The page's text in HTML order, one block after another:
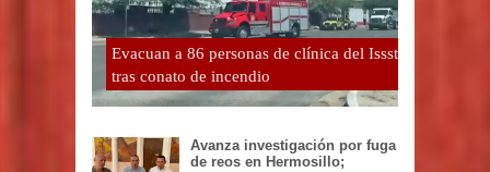
Evacuan a 86 personas de clínica del Issste
tras conato de incendio
Avanza investigación por fuga
de reos en Hermosillo;